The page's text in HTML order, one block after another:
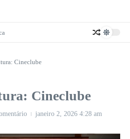
Cineclube
Cineclube
janeiro 2, 2026 4:28 am